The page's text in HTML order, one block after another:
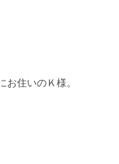
お住いのＫ 様。